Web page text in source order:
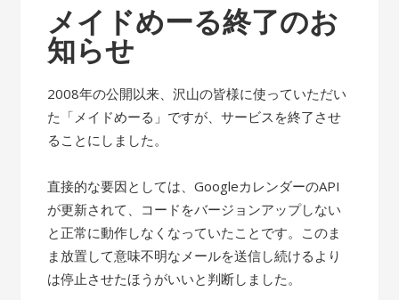
メイドめーる終了のお
知らせ
2008年の公開以来、沢山の皆様に使っていただい
た「メイドめーる」ですが、サービスを終了させ
ることにしました。
直接的な要因としては、GoogleカレンダーのAPI
が更新されて、コードをバージョンアップしない
と正常に動作しなくなっていたことです。このま
ま放置して意味不明なメールを送信し続けるより
は停止させたほうがいいと判断しました。